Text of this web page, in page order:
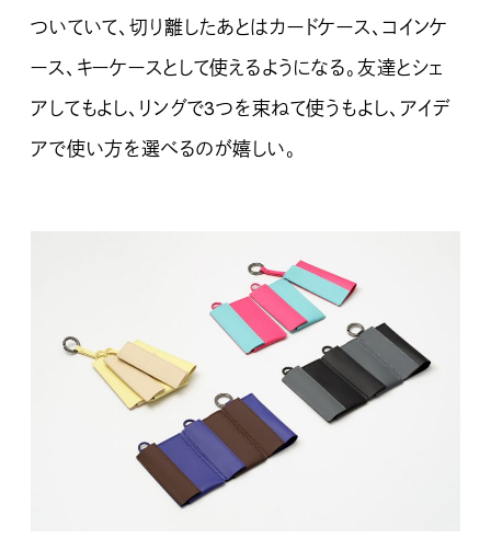
ついていて、切り離したあとはカードケース、コインケ
ース、キーケースとして使えるようになる。友達とシェ
アしてもよし、リングで3つを束ねて使うもよし、アイデ
アで使い方を選べるのが嬉しい。